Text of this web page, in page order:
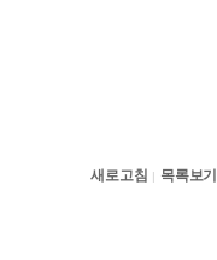
새로고침 | 목록보기